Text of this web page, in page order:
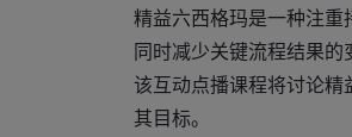
精益六西格玛是一种注重
同时减少关键流程结果的
该互动点播课程将讨论
其目标。